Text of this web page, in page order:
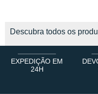
Descubra todos os
EXPEDIÇÃO EM
24H